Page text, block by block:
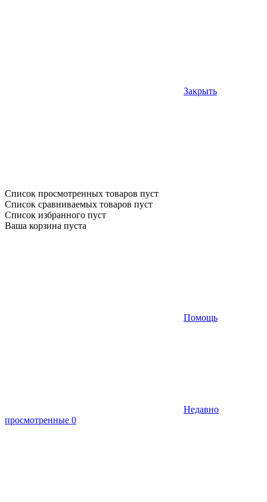
Закрыть
Список просмотренных товаров пуст
Список сравниваемых товаров пуст
Список избранного пуст
Ваша корзина пуста
Помощь
Недавно
просмотренные 0